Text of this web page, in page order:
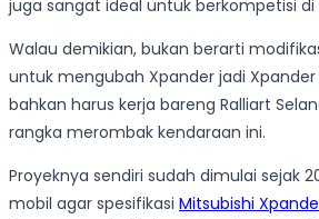
juga sangat ideal untuk berkompetisi di
Walau demikian, bukan berarti
untuk mengubah Xpander jadi Xpander
bahkan harus kerja bareng Ralliart
rangka merombak kendaraan ini.
Proyeknya sendiri sudah dimulai sejak
mobil agar spesifikasi Mitsubishi